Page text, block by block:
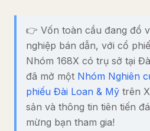
👉 Vốn toàn cầu đang đổ
nghiệp bán dẫn, với cổ
Nhóm 168X có trụ sở tại
đã mở một Nhóm Nghiên
phiếu Đài Loan & Mỹ trên
sản và thông tin tiên tiến
mừng bạn tham gia!